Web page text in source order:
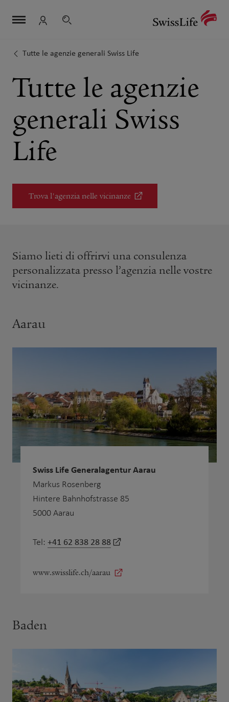
collegamenti
navigazione
Login
Tutte le agenzie
generali Swiss
Life
Trova l'agenzia nelle vicinanze
Tutte le agenzie generali Swiss Life
Siamo lieti di offrirvi una consulenza
personalizzata presso l’agenzia nelle vostre
vicinanze.
Aarau
Swiss Life Generalagentur Aarau
Markus Rosenberg
Hintere Bahnhofstrasse 85
5000 Aarau
Tel: +41 62 838 28 88
www.swisslife.ch/aarau
Baden